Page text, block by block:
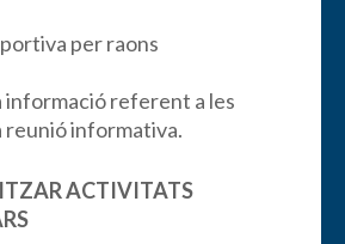
per raons
informació referent a les
reunió informativa.
ACTIVITATS